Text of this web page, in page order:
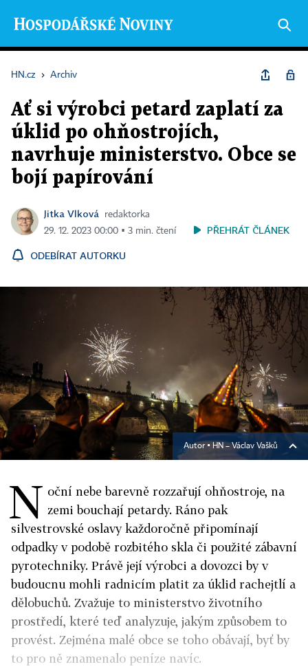
HN.cz › Archiv
Ať si výrobci petard zaplatí za
úklid po ohňostrojích,
navrhuje ministerstvo. Obce se
bojí papírování
Jitka Vlková
redaktorka
29. 12. 2023 00:00 ▪ 3 min. čtení
PŘEHRÁT ČLÁNEK
ODEBÍRAT AUTORKU
Autor ▪ HN – Václav Vašků
N oční nebe barevně rozzařují ohňostroje, na
zemi bouchají petardy. Ráno pak
silvestrovské oslavy každoročně připomínají
odpadky v podobě rozbitého skla či použité zábavní
pyrotechniky. Právě její výrobci a dovozci by v
budoucnu mohli radnicím platit za úklid rachejtlí a
dělobuchů. Zvažuje to ministerstvo životního
prostředí, které teď analyzuje, jakým způsobem to
provést. Zejména malé obce se toho obávají, byť by
to pro ně znamenalo peníze navíc.